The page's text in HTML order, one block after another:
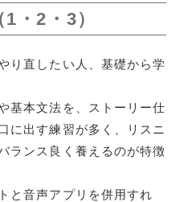
・2・3）
り直したい人、基礎から学
基本文法を、ストーリー仕
に出す練習が多く、リスニ
ランス良く養えるのが特徴
と音声アプリを併用すれ